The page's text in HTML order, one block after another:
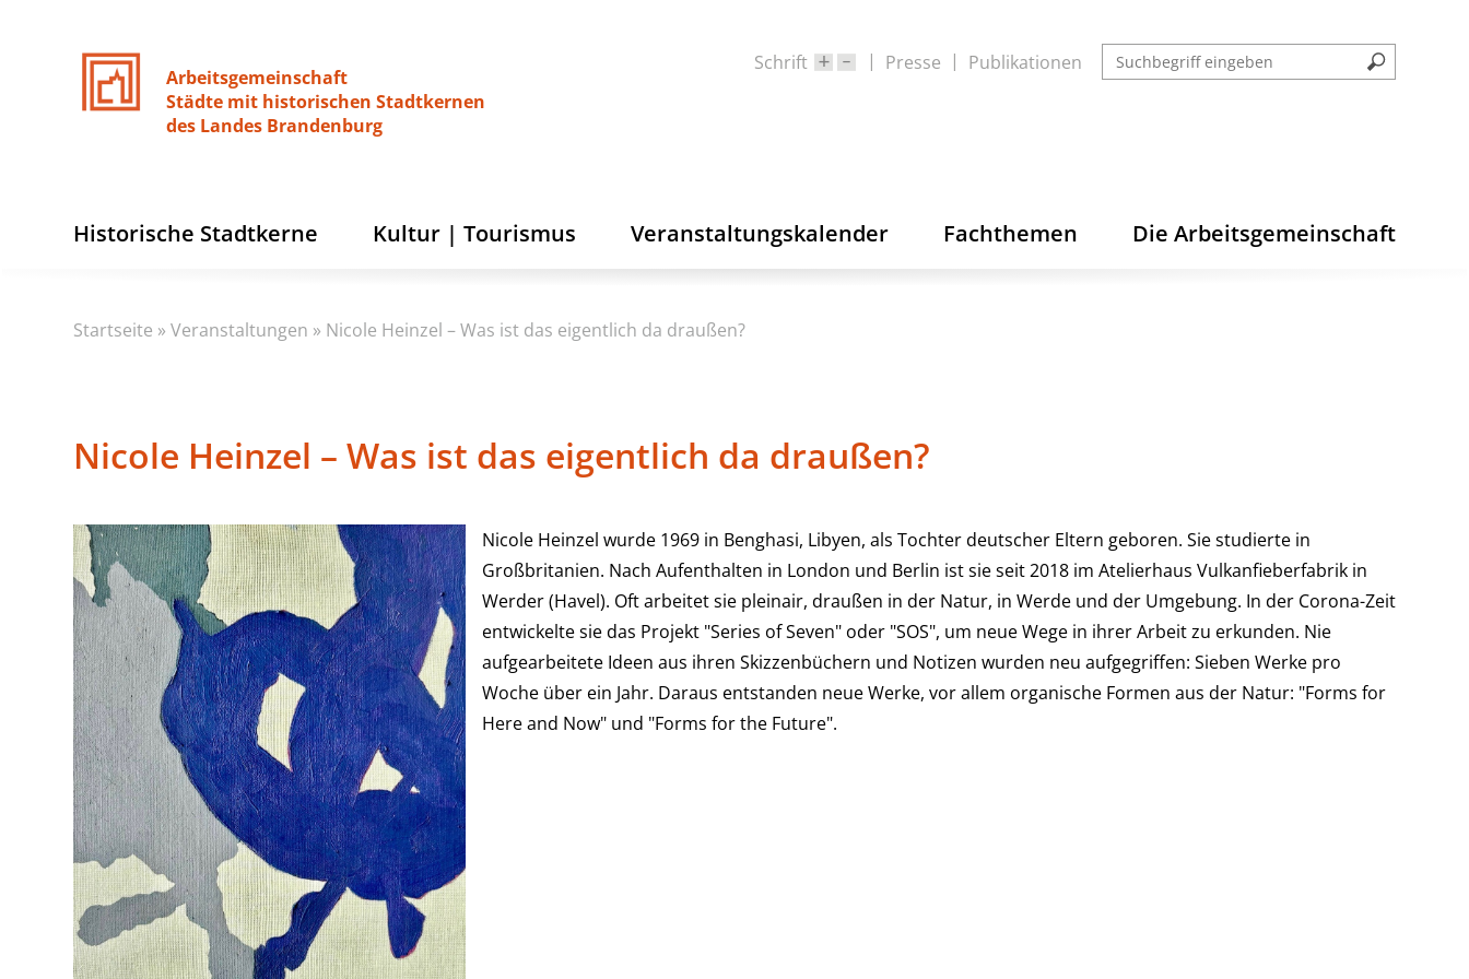
Arbeitsgemeinschaft
Städte mit historischen Stadtkernen
des Landes Brandenburg
Schrift Presse Publikationen
Historische Stadtkerne Kultur | Tourismus Veranstaltungskalender Fachthemen Die Arbeitsgemeinschaft
Startseite »Veranstaltungen » Nicole Heinzel – Was ist das eigentlich da draußen?
Nicole Heinzel – Was ist das eigentlich da draußen?
Nicole Heinzel wurde 1969 in Benghasi, Libyen, als Tochter deutscher Eltern geboren. Sie studierte in
Großbritanien. Nach Aufenthalten in London und Berlin ist sie seit 2018 im Atelierhaus Vulkanfieberfabrik in
Werder (Havel). Oft arbeitet sie pleinair, draußen in der Natur, in Werde und der Umgebung. In der Corona-Zeit
entwickelte sie das Projekt "Series of Seven" oder "SOS", um neue Wege in ihrer Arbeit zu erkunden. Nie
aufgearbeitete Ideen aus ihren Skizzenbüchern und Notizen wurden neu aufgegriffen: Sieben Werke pro
Woche über ein Jahr. Daraus entstanden neue Werke, vor allem organische Formen aus der Natur: "Forms for
Here and Now" und "Forms for the Future".